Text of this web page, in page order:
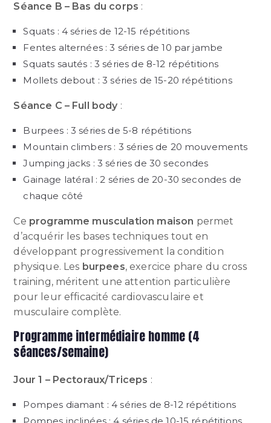
Séance B – Bas du corps :
Squats : 4 séries de 12-15 répétitions
Fentes alternées : 3 séries de 10 par jambe
Squats sautés : 3 séries de 8-12 répétitions
Mollets debout : 3 séries de 15-20 répétitions
Séance C – Full body :
Burpees : 3 séries de 5-8 répétitions
Mountain climbers : 3 séries de 20 mouvements
Jumping jacks : 3 séries de 30 secondes
Gainage latéral : 2 séries de 20-30 secondes de
chaque côté
Ce programme musculation maison permet
d’acquérir les bases techniques tout en
développant progressivement la condition
physique. Les burpees, exercice phare du cross
training, méritent une attention particulière
pour leur efficacité cardiovasculaire et
musculaire complète.
Programme intermédiaire homme (4
séances/semaine)
Jour 1 – Pectoraux/Triceps :
Pompes diamant : 4 séries de 8-12 répétitions